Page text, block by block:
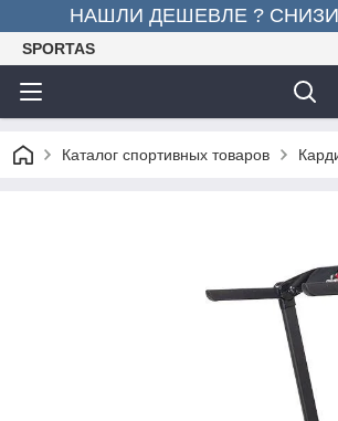
НАШЛИ ДЕШЕВЛЕ ?
SPORTAS
Каталог спортивных товаров